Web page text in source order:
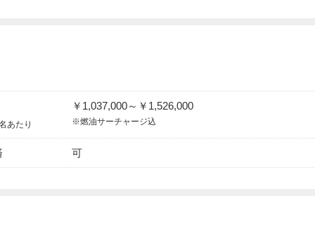
あたり
￥1,037,000～￥1,526,000
※燃油サーチャージ込
可